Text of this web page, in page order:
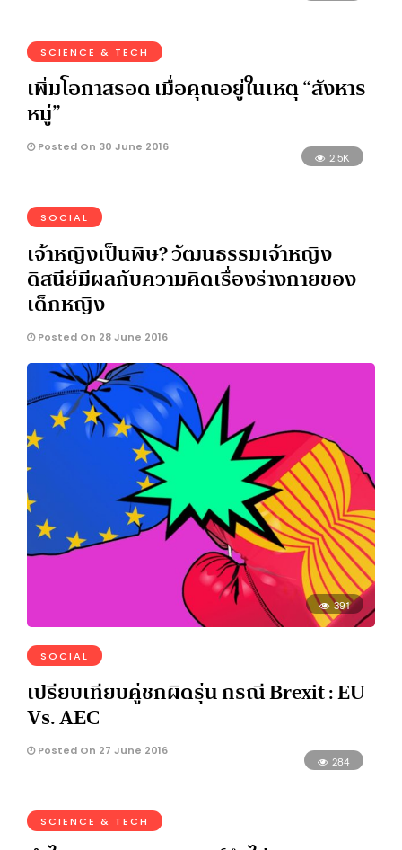
SCIENCE & TECH
เพิ่มโอกาสรอด เมื่อคุณอยู่ในเหตุ “สังหาร
หมู่”
Posted On 30 June 2016
2.5K
SOCIAL
เจ้าหญิงเป็นพิษ? วัฒนธรรมเจ้าหญิง
ดิสนีย์มีผลกับความคิดเรื่องร่างกายของ
เด็กหญิง
Posted On 28 June 2016
391
SOCIAL
เปรียบเทียบคู่ชกผิดรุ่น กรณี Brexit : EU
Vs. AEC
Posted On 27 June 2016
284
SCIENCE & TECH